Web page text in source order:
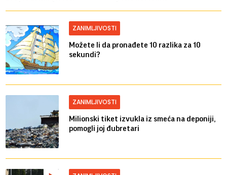
ZANIMLJIVOSTI
Možete li da pronađete 10 razlika za 10
sekundi?
ZANIMLJIVOSTI
Milionski tiket izvukla iz smeća na deponiji,
pomogli joj đubretari